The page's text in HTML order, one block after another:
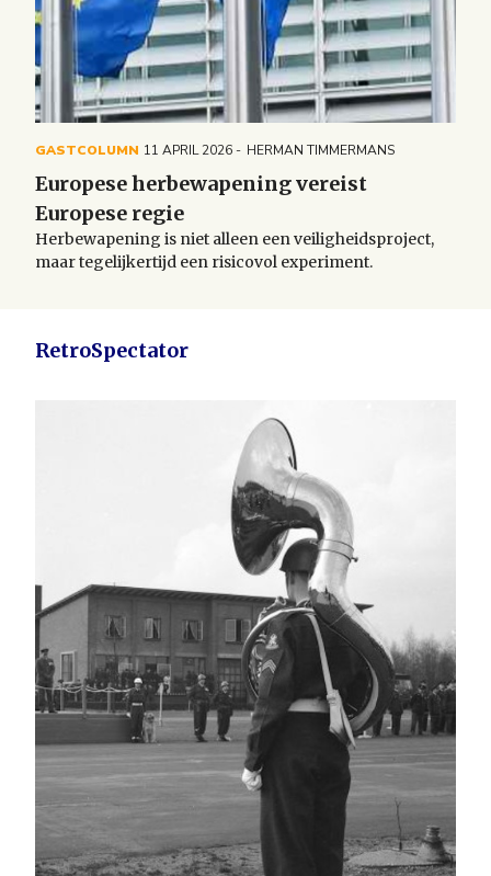
GASTCOLUMN 11 APRIL 2026 HERMAN TIMMERMANS
Europese herbewapening vereist
Europese regie
Herbewapening is niet alleen een veiligheidsproject,
maar tegelijkertijd een risicovol experiment.
RetroSpectator